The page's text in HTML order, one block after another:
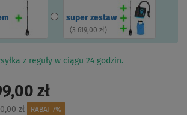
super zestaw
( 3 619,00 zł)
z reguły w ciągu 24 godzin.
zł
zł
RABAT 7%